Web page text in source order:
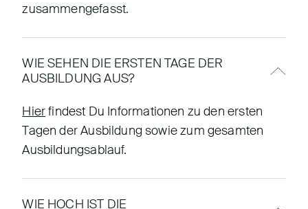
zusammengefasst.
WIE SEHEN DIE ERSTEN TAGE DER
AUSBILDUNG AUS?
Hierfindest Du Informationen zu den ersten
Tagen der Ausbildung sowie zum gesamten
Ausbildungsablauf.
WIE HOCH IST DIE